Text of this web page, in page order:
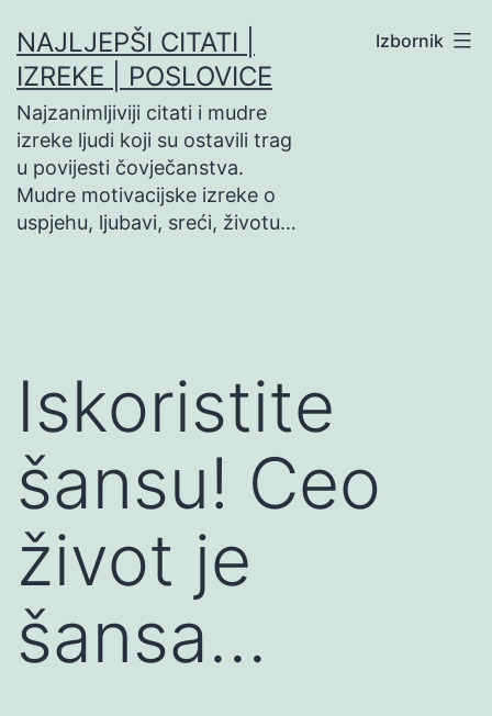
na
sadržaj
NAJLJEPŠI CITATI |
IZREKE | POSLOVICE
Najzanimljiviji citati i mudre
izreke ljudi koji su ostavili trag
u povijesti čovječanstva.
Mudre motivacijske izreke o
uspjehu, ljubavi, sreći, životu…
Izbornik
Iskoristite
šansu! Ceo
život je
šansa…